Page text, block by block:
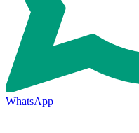
WhatsApp